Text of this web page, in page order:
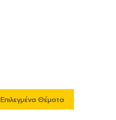
Επιλεγμένα Θέματα